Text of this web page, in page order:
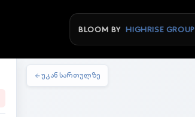
BLOOM BY HIGHRISE GROUP
უკან სართულზე